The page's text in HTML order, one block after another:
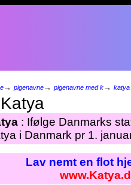
→ pigenavne→ pigenavne med k→ katya
Katya
: Ifølge Danmarks
i Danmark pr 1.
Lav nemt en flot